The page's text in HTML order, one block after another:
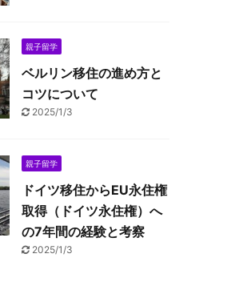
親子留学
ベルリン移住の進め方と
コツについて
2025/1/3
親子留学
ドイツ移住からEU永住権
取得（ドイツ永住権）へ
の7年間の経験と考察
2025/1/3